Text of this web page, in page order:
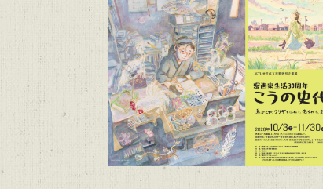
2026/06/04 トピックス かご
2026/06/04 トピックス か